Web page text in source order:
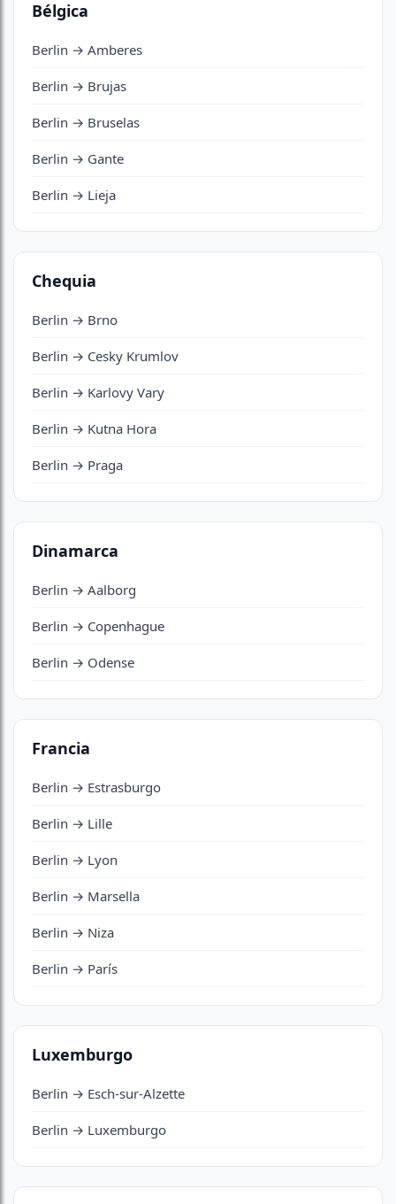
Bélgica
Berlin → Amberes
Berlin → Brujas
Berlin → Bruselas
Berlin → Gante
Berlin → Lieja
Chequia
Berlin → Brno
Berlin → Cesky Krumlov
Berlin → Karlovy Vary
Berlin → Kutna Hora
Berlin → Praga
Dinamarca
Berlin → Aalborg
Berlin → Copenhague
Berlin → Odense
Francia
Berlin → Estrasburgo
Berlin → Lille
Berlin → Lyon
Berlin → Marsella
Berlin → Niza
Berlin → París
Luxemburgo
Berlin → Esch-sur-Alzette
Berlin → Luxemburgo